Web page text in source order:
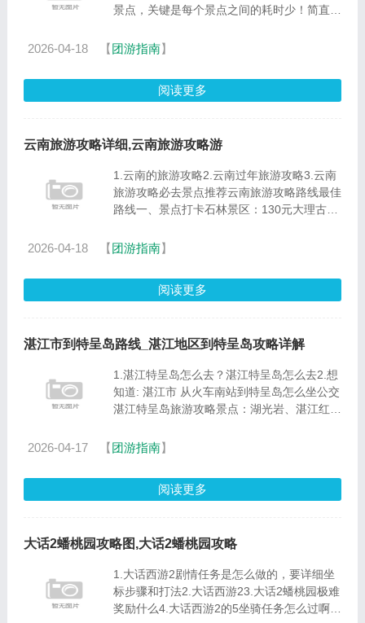
景点，关键是每个景点之间的耗时少！简直就
错！这条路线主要就是围绕着太湖西山岛环岛
2026-04-18 【团游指南】
阅读更多
云南旅游攻略详细,云南旅游攻略游
1.云南的旅游攻略2.云南过年旅游攻略3.云南
旅游攻略必去景点推荐云南旅游攻略路线最佳
路线一、景点打卡石林景区：130元大理古
城：免费玉龙雪山＋蓝月谷：150元（套票）
2026-04-18 【团游指南】
阅读更多
湛江市到特呈岛路线_湛江地区到特呈岛攻略详解
1.湛江特呈岛怎么去？湛江特呈岛怎么去2.想
知道: 湛江市 从火车南站到特呈岛怎么坐公交
湛江特呈岛旅游攻略景点：湖光岩、湛江红嘴
特呈岛。1、湖光岩湖光岩为中国玛珥湖的典
2026-04-17 【团游指南】
阅读更多
大话2蟠桃园攻略图,大话2蟠桃园攻略
1.大话西游2剧情任务是怎么做的，要详细坐
标步骤和打法2.大话西游23.大话2蟠桃园极难
奖励什么4.大话西游2的5坐骑任务怎么过啊5.